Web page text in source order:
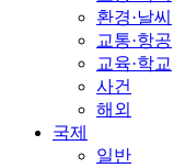
환경·날씨
교통·항공
교육·학교
사건
해외
국제
일반